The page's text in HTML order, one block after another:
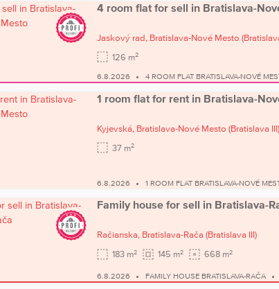
4 room flat for sell in Bratislava-
Jaskový rad, Bratislava-Nové Mesto
126 m2
6.8.2026 4 ROOM FLAT BRATISLAVA-NOVÉ
1 room flat for rent in Bratislava-
Kyjevská, Bratislava-Nové Mesto (Bratislava III)
37 m2
6.8.2026 1 ROOM FLAT BRATISLAVA-NOVÉ
Family house for sell in Bratislava-
Račianska, Bratislava-Rača (Bratislava III)
183 m2 145 m2 668 m2
6.8.2026 FAMILY HOUSE BRATISLAVA-RAČA